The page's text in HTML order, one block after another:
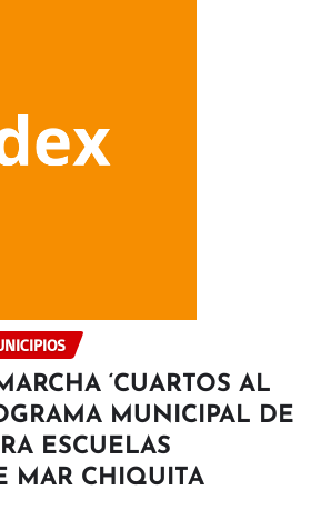
‘CUARTOS AL
MUNICIPAL DE
ESCUELAS
MAR CHIQUITA